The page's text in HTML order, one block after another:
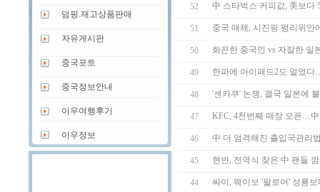
덤핑.재고상품판매
자유게시판
중국포토
중국정보안내
이우여행후기
이우정보
52 中 스타벅스 커피값, 美보다
51 중국 매체, 시진핑 펑리위안
50 화끈한 중국인 vs 자잘한 일
49 한파에 아이패드2도 얼었
48 '센카쿠' 논쟁, 결국 일본에
47 KFC, 4천번째 매장 오픈…
46 中 더 엄격해진 출입국관리
45 현빈, 전역식 찾은 中 팬들
44 싸이, 웨이보 '팔로어' 성룡